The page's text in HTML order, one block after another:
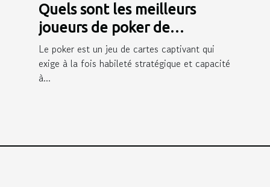
Quels sont les meilleurs
joueurs de poker de
Winamax ?
Le poker est un jeu de cartes captivant qui
exige à la fois habileté stratégique et capacité
à...